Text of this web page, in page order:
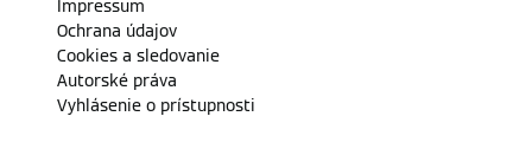
Impressum
Ochrana údajov
Cookies a sledovanie
Autorské práva
Vyhlásenie o prístupnosti